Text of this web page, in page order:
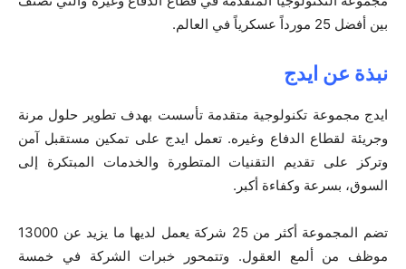
بين أفضل 25 مورداً عسكرياً في العالم.
نبذة عن ايدج
ايدج مجموعة تكنولوجية متقدمة تأسست بهدف تطوير حلول مرنة
وجريئة لقطاع الدفاع وغيره. تعمل ايدج على تمكين مستقبل آمن
وتركز على تقديم التقنيات المتطورة والخدمات المبتكرة إلى
السوق، بسرعة وكفاءة أكبر.
تضم المجموعة أكثر من 25 شركة يعمل لديها ما يزيد عن 13000
موظف من ألمع العقول. وتتمحور خبرات الشركة في خمسة